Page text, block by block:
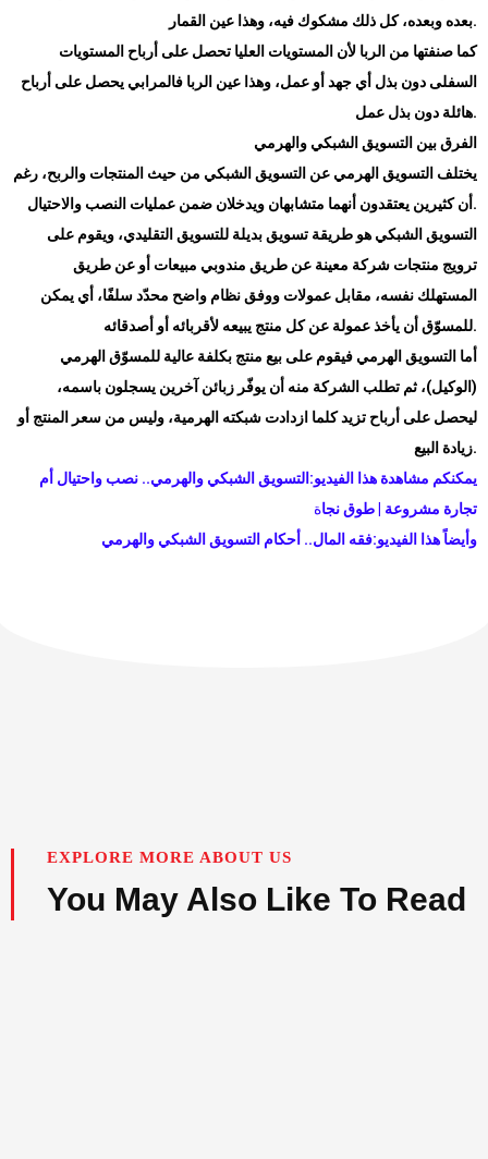
بعده وبعده، كل ذلك مشكوك فيه، وهذا عين القمار.
كما صنفتها من الربا لأن المستويات العليا تحصل على أرباح المستويات
السفلى دون بذل أي جهد أو عمل، وهذا عين الربا فالمرابي يحصل على أرباح
هائلة دون بذل عمل.
الفرق بين التسويق الشبكي والهرمي
يختلف التسويق الهرمي عن التسويق الشبكي من حيث المنتجات والربح، رغم
أن كثيرين يعتقدون أنهما متشابهان ويدخلان ضمن عمليات النصب والاحتيال .
التسويق الشبكي هو طريقة تسويق بديلة للتسويق التقليدي، ويقوم على
ترويج منتجات شركة معينة عن طريق مندوبي مبيعات أو عن طريق
المستهلك نفسه، مقابل عمولات ووفق نظام واضح محدّد سلفًا، أي يمكن
للمسوّق أن يأخذ عمولة عن كل منتج يبيعه لأقربائه أو أصدقائه.
أما التسويق الهرمي فيقوم على بيع منتج بكلفة عالية للمسوّق الهرمي
(الوكيل)، ثم تطلب الشركة منه أن يوفّر زبائن آخرين يسجلون باسمه،
ليحصل على أرباح تزيد كلما ازدادت شبكته الهرمية، وليس من سعر المنتج أو
زيادة البيع.
يمكنكم مشاهدة هذا الفيديو:التسويق الشبكي والهرمي.. نصب واحتيال أم
تجارة مشروعة | طوق نجاة
وأيضاً هذا الفيديو:فقه المال.. أحكام التسويق الشبكي والهرمي
EXPLORE MORE ABOUT US
You May Also Like To Read